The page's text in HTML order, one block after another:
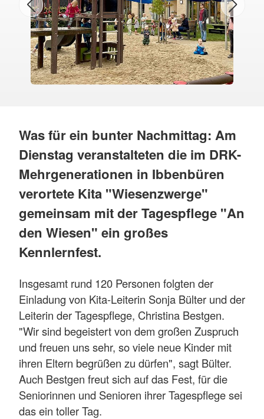
Was für ein bunter Nachmittag: Am
Dienstag veranstalteten die im DRK-
Mehrgenerationen in Ibbenbüren
verortete Kita "Wiesenzwerge"
gemeinsam mit der Tagespflege "An
den Wiesen" ein großes
Kennlernfest.
Insgesamt rund 120 Personen folgten der
Einladung von Kita-Leiterin Sonja Bülter und der
Leiterin der Tagespflege, Christina Bestgen.
"Wir sind begeistert von dem großen Zuspruch
und freuen uns sehr, so viele neue Kinder mit
ihren Eltern begrüßen zu dürfen", sagt Bülter.
Auch Bestgen freut sich auf das Fest, für die
Seniorinnen und Senioren ihrer Tagespflege sei
das ein toller Tag.